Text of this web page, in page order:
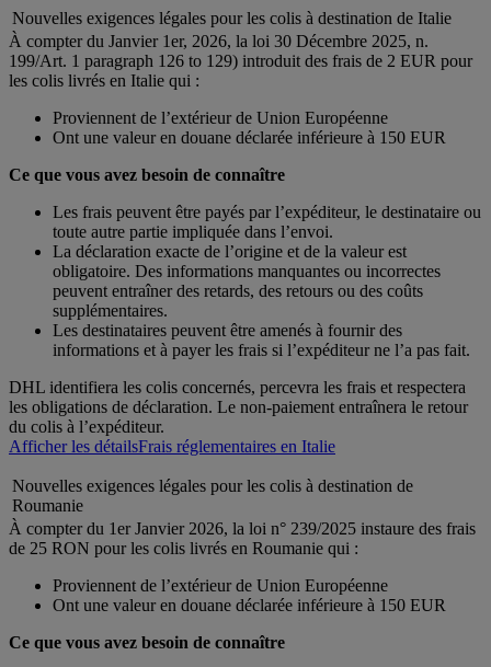
Nouvelles exigences légales pour les colis à destination de Italie
À compter du Janvier 1er, 2026, la loi 30 Décembre 2025, n.
199/Art. 1 paragraph 126 to 129) introduit des frais de 2 EUR pour
les colis livrés en Italie qui :
Proviennent de l’extérieur de Union Européenne
Ont une valeur en douane déclarée inférieure à 150 EUR
Ce que vous avez besoin de connaître
Les frais peuvent être payés par l’expéditeur, le destinataire ou
toute autre partie impliquée dans l’envoi.
La déclaration exacte de l’origine et de la valeur est
obligatoire. Des informations manquantes ou incorrectes
peuvent entraîner des retards, des retours ou des coûts
supplémentaires.
Les destinataires peuvent être amenés à fournir des
informations et à payer les frais si l’expéditeur ne l’a pas fait.
DHL identifiera les colis concernés, percevra les frais et respectera
les obligations de déclaration. Le non-paiement entraînera le retour
du colis à l’expéditeur.
Afficher les détailsFrais réglementaires en Italie
Nouvelles exigences légales pour les colis à destination de
Roumanie
À compter du 1er Janvier 2026, la loi n° 239/2025 instaure des frais
de 25 RON pour les colis livrés en Roumanie qui :
Proviennent de l’extérieur de Union Européenne
Ont une valeur en douane déclarée inférieure à 150 EUR
Ce que vous avez besoin de connaître